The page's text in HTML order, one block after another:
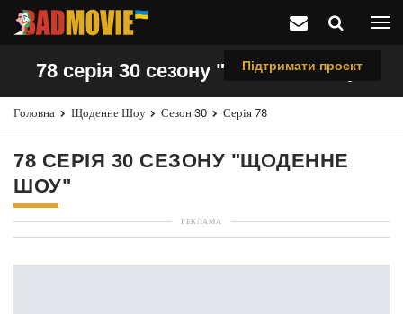
Підтримати проєкт
78 серія 30 сезону "Щоденне шоу"
Головна Щоденне Шоу Сезон 30 Серія 78
78 СЕРІЯ 30 СЕЗОНУ "ЩОДЕННЕ
ШОУ"
РЕКЛАМА